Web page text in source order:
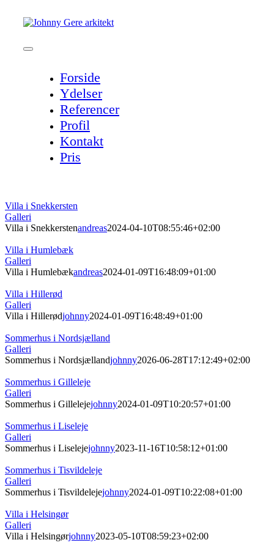
Toggle
Forside
Ydelser
Referencer
Profil
Kontakt
Pris
Villa i Snekkersten
Galleri
Villa i Snekkerstenandreas2024-04-10T08:55:46+02:00
Villa i Humlebæk
Galleri
Villa i Humlebækandreas2024-01-09T16:48:09+01:00
Villa i Hillerød
Galleri
Villa i Hillerødjohnny2024-01-09T16:48:49+01:00
Sommerhus i Nordsjælland
Galleri
Sommerhus i Nordsjællandjohnny2026-06-28T17:12:49+02:00
Sommerhus i Gilleleje
Galleri
Sommerhus i Gillelejejohnny2024-01-09T10:20:57+01:00
Sommerhus i Liseleje
Galleri
Sommerhus i Liselejejohnny2023-11-16T10:58:12+01:00
Sommerhus i Tisvildeleje
Galleri
Sommerhus i Tisvildelejejohnny2024-01-09T10:22:08+01:00
Villa i Helsingør
Galleri
Villa i Helsingørjohnny2023-05-10T08:59:23+02:00